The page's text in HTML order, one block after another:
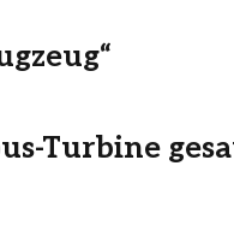
Turbine